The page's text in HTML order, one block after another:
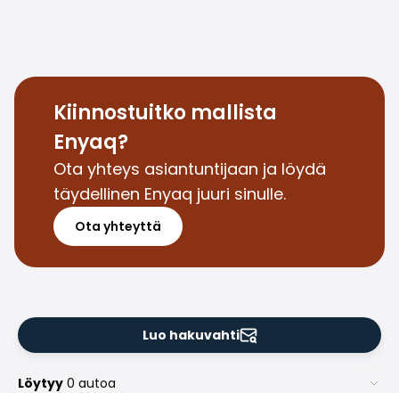
Kiinnostuitko mallista
Enyaq?
Ota yhteys asiantuntijaan ja löydä
täydellinen Enyaq juuri sinulle.
Ota yhteyttä
Luo hakuvahti
Löytyy 0 autoa